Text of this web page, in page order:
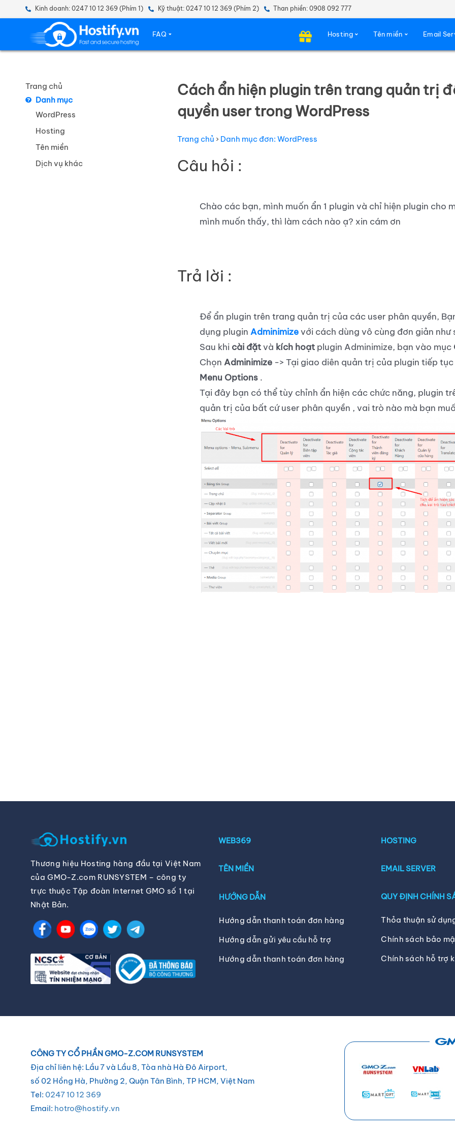
Kinh doanh: 0247 10 12 369 (Phím 1) Kỹ thuật: 0247 10 12 369 (Phím 2) Than phiền: 0908 092 777
FAQ Hosting Tên miền Email
Trang chủ
Danh mục
WordPress
Hosting
Tên miền
Dịch vụ khác
Cách ẩn hiện plugin trên trang quản trị
quyền user trong WordPress
Trang chủ › Danh mục đơn: WordPress
Câu hỏi :
Chào các bạn, mình muốn ẩn 1 plugin và chỉ hiện plugin cho
mình muốn thấy, thì làm cách nào ạ? xin cám ơn
Trả lời :
Để ẩn plugin trên trang quản trị của các user phân quyền,
dụng plugin Adminimize với cách dùng vô cùng đơn giản như
Sau khi cài đặtvà kích hoạt plugin Adminimize, bạn vào mục
Chọn Adminimize -> Tại giao diên quản trị của plugin tiếp
Menu Options .
Tại đây bạn có thể tùy chỉnh ẩn hiện các chức năng, plugin
quản trị của bất cứ user phân quyền , vai trò nào mà bạn
Thương hiệu Hosting hàng đầu tại Việt Nam
của GMO-Z.com RUNSYSTEM – công ty
trực thuộc Tập đoàn Internet GMO số 1 tại
Nhật Bản.
WEB369
TÊN MIỀN
HƯỚNG DẪN
Hướng dẫn thanh toán đơn hàng
Hướng dẫn gửi yêu cầu hỗ trợ
Hướng dẫn thanh toán đơn hàng
HOSTING
EMAIL SERVER
QUY ĐỊNH CHÍNH
Thỏa thuận sử
Chính sách bảo
Chính sách hỗ trợ
CÔNG TY CỔ PHẦN GMO-Z.COM RUNSYSTEM
Địa chỉ liên hệ: Lầu 7 và Lầu 8, Tòa nhà Hà Đô Airport,
số 02 Hồng Hà, Phường 2, Quận Tân Bình, TP HCM, Việt Nam
Tel: 0247 10 12 369
Email: hotro@hostify.vn